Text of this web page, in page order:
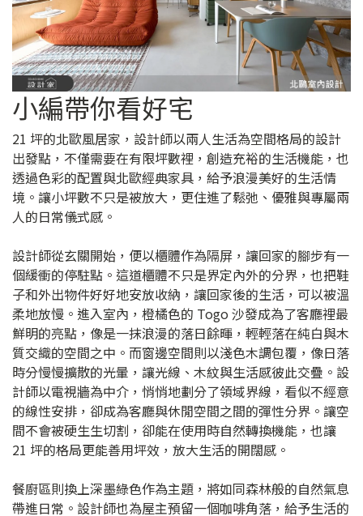
小編帶你看好宅
21 坪的北歐風居家，設計師以兩人生活為空間格局的設計
出發點，不僅需要在有限坪數裡，創造充裕的生活機能，也
透過色彩的配置與北歐經典家具，給予浪漫美好的生活情
境。讓小坪數不只是被放大，更住進了鬆弛、優雅與專屬兩
人的日常儀式感。
設計師從玄關開始，便以櫃體作為隔屏，讓回家的腳步有一
個緩衝的停駐點。這道櫃體不只是界定內外的分界，也把鞋
子和外出物件好好地安放收納，讓回家後的生活，可以被溫
柔地放慢。進入室內，橙橘色的 Togo 沙發成為了客廳裡最
鮮明的亮點，像是一抹浪漫的落日餘暉，輕輕落在純白與木
質交織的空間之中。而窗邊空間則以淺色木調包覆，像日落
時分慢慢擴散的光暈，讓光線、木紋與生活感彼此交疊。設
計師以電視牆為中介，悄悄地劃分了領域界線，看似不經意
的線性安排，卻成為客廳與休閒空間之間的彈性分界。讓空
間不會被硬生生切割，卻能在使用時自然轉換機能，也讓
21 坪的格局更能善用坪效，放大生活的開闊感。
餐廚區則換上深墨綠色作為主題，將如同森林般的自然氣息
帶進日常。設計師也為屋主預留一個咖啡角落，給予生活的